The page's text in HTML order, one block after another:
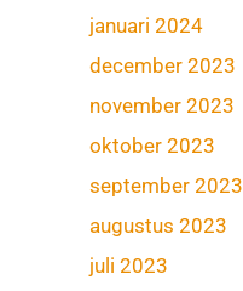
januari 2024
december 2023
november 2023
oktober 2023
september 2023
augustus 2023
juli 2023